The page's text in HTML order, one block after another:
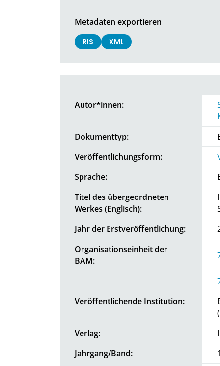
Metadaten exportieren
RIS XML
Autor*innen:
Dokumenttyp:
Veröffentlichungsform:
Sprache:
Titel des übergeordneten
Werkes (Englisch):
Jahr der Erstveröffentlichung:
Organisationseinheit der
BAM:
Veröffentlichende Institution:
Verlag:
Jahrgang/Band: